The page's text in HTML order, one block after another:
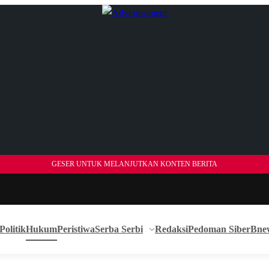
GESER UNTUK MELANJUTKAN KONTEN BERITA
HukumPeristiwaSerba Serbi RedaksiPedoman Siber